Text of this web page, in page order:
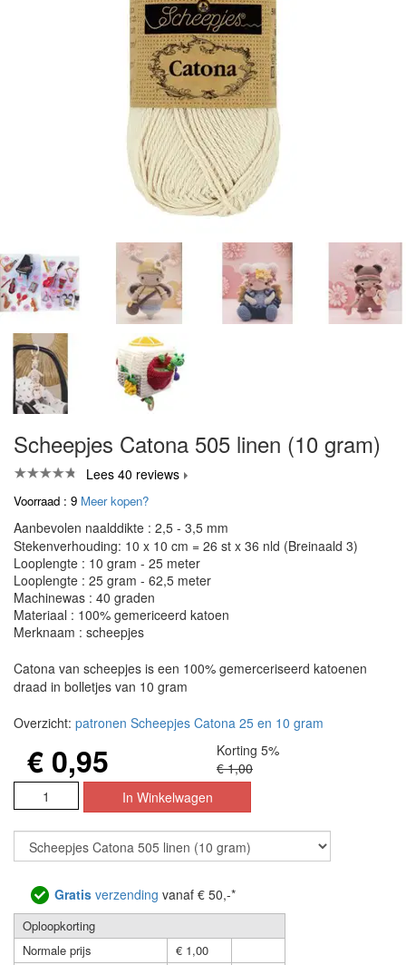
Scheepjes Catona 505 linen (10 gram)
Lees 40 reviews
Voorraad : 9 Meer kopen?
Aanbevolen naalddikte : 2,5 - 3,5 mm
Stekenverhouding: 10 x 10 cm = 26 st x 36 nld (Breinaald 3)
Looplengte : 10 gram - 25 meter
Looplengte : 25 gram - 62,5 meter
Machinewas : 40 graden
Materiaal : 100% gemericeerd katoen
Merknaam : scheepjes
Catona van scheepjes is een 100% gemerceriseerd katoenen
draad in bolletjes van 10 gram
Overzicht: patronen Scheepjes Catona 25 en 10 gram
€ 0,95
Korting 5%
€ 1,00
Gratis verzending vanaf € 50,-*
Oploopkorting
Normale prijs
€ 1,00